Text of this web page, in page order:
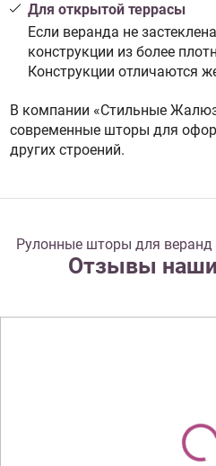
Для открытой террасы
Если веранда не
конструкции из более
Конструкции отличаются
В компании «Стильные
современные шторы для
других строений.
Рулонные шторы для веранд
Отзывы